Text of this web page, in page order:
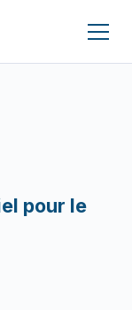
pour le